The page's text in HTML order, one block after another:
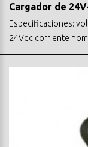
Cargador de
Especificaciones:
24Vdc corriente